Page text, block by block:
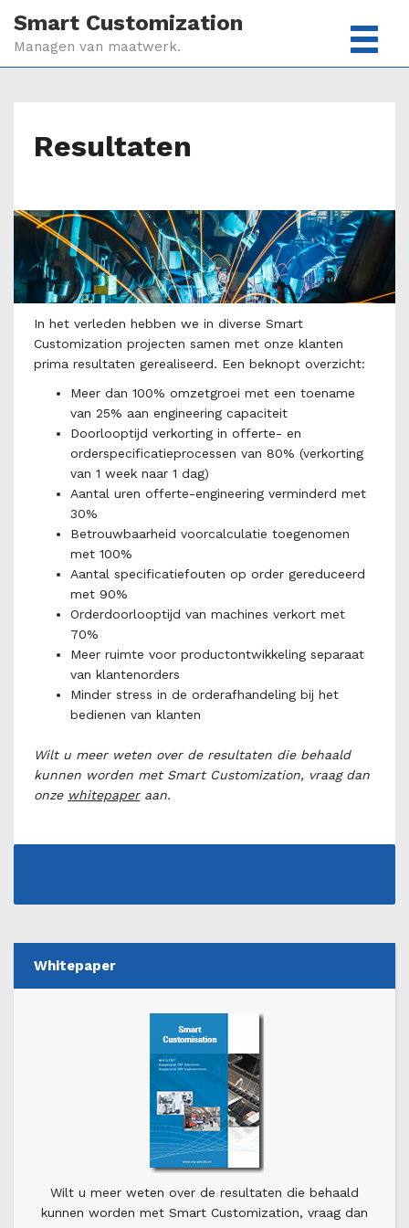
Smart Customization
Managen van maatwerk.
Resultaten
In het verleden hebben we in diverse Smart
Customization projecten samen met onze klanten
prima resultaten gerealiseerd. Een beknopt overzicht:
Meer dan 100% omzetgroei met een toename
van 25% aan engineering capaciteit
Doorlooptijd verkorting in offerte- en
orderspecificatieprocessen van 80% (verkorting
van 1 week naar 1 dag)
Aantal uren offerte-engineering verminderd met
30%
Betrouwbaarheid voorcalculatie toegenomen
met 100%
Aantal specificatiefouten op order gereduceerd
met 90%
Orderdoorlooptijd van machines verkort met
70%
Meer ruimte voor productontwikkeling separaat
van klantenorders
Minder stress in de orderafhandeling bij het
bedienen van klanten
Wilt u meer weten over de resultaten die behaald
kunnen worden met Smart Customization, vraag dan
onze whitepaperaan.
Whitepaper
Wilt u meer weten over de resultaten die behaald
kunnen worden met Smart Customization, vraag dan